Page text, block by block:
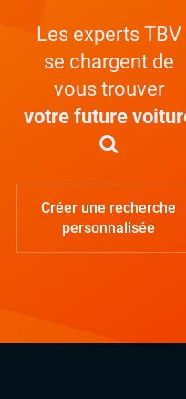
Les experts TBV
se chargent de
vous trouver
votre future
Créer une recherche
personnalisée